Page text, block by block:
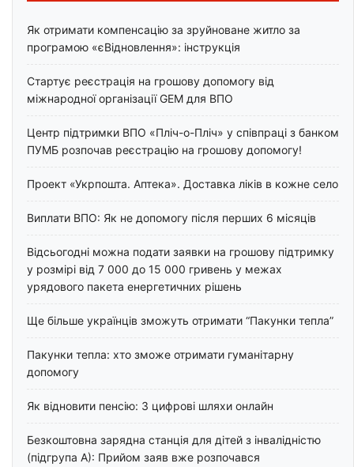
Як отримати компенсацію за зруйноване житло за
програмою «єВідновлення»: інструкція
Стартує реєстрація на грошову допомогу від
міжнародної організації GEM для ВПО
Центр підтримки ВПО «Пліч-о-Пліч» у співпраці з банком
ПУМБ розпочав реєстрацію на грошову допомогу!
Проект «Укрпошта. Аптека». Доставка ліків в кожне село
Виплати ВПО: Як не допомогу після перших 6 місяців
Відсьогодні можна подати заявки на грошову підтримку
у розмірі від 7 000 до 15 000 гривень у межах
урядового пакета енергетичних рішень
Ще більше українців зможуть отримати “Пакунки тепла”
Пакунки тепла: хто зможе отримати гуманітарну
допомогу
Як відновити пенсію: 3 цифрові шляхи онлайн
Безкоштовна зарядна станція для дітей з інвалідністю
(підгрупа А): Прийом заяв вже розпочався